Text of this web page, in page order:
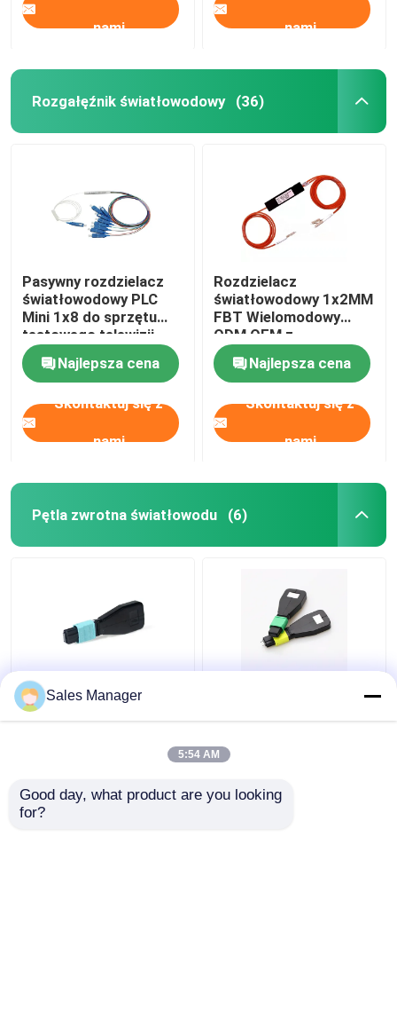
nami nami
Rozgałęźnik światłowodowy (36)
Pasywny rozdzielacz
światłowodowy PLC
Mini 1x8 do sprzętu
testowego telewizji
kablowej
Najlepsza cena
Skontaktuj się z
nami
Rozdzielacz
światłowodowy 1x2MM
FBT Wielomodowy
ODM OEM z
certyfikatem RoHS
Najlepsza cena
Skontaktuj się z
nami
Pętla zwrotna światłowodu (6)
MTP MPO
Światłowodowa pętla
rozwiązań FTTx
Sales Manager
5:54 AM
Good day, what product are you looking
for?